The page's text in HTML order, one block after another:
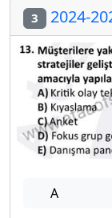
3 2024-
A